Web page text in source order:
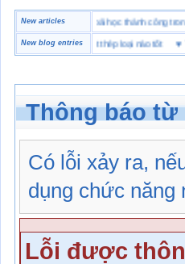
New articles
biệt” của Microsoft ♥4 bài học thành
New blog entries
hộ lót Kevlar và lót thép loại nào tốt♥
Thông báo từ
Có lỗi xảy ra,
dụng chức năng
Lỗi được